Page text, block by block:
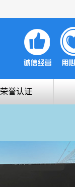
荣誉认证